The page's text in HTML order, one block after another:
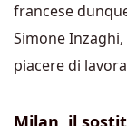
francese
Simone
piacere di
Milan, il